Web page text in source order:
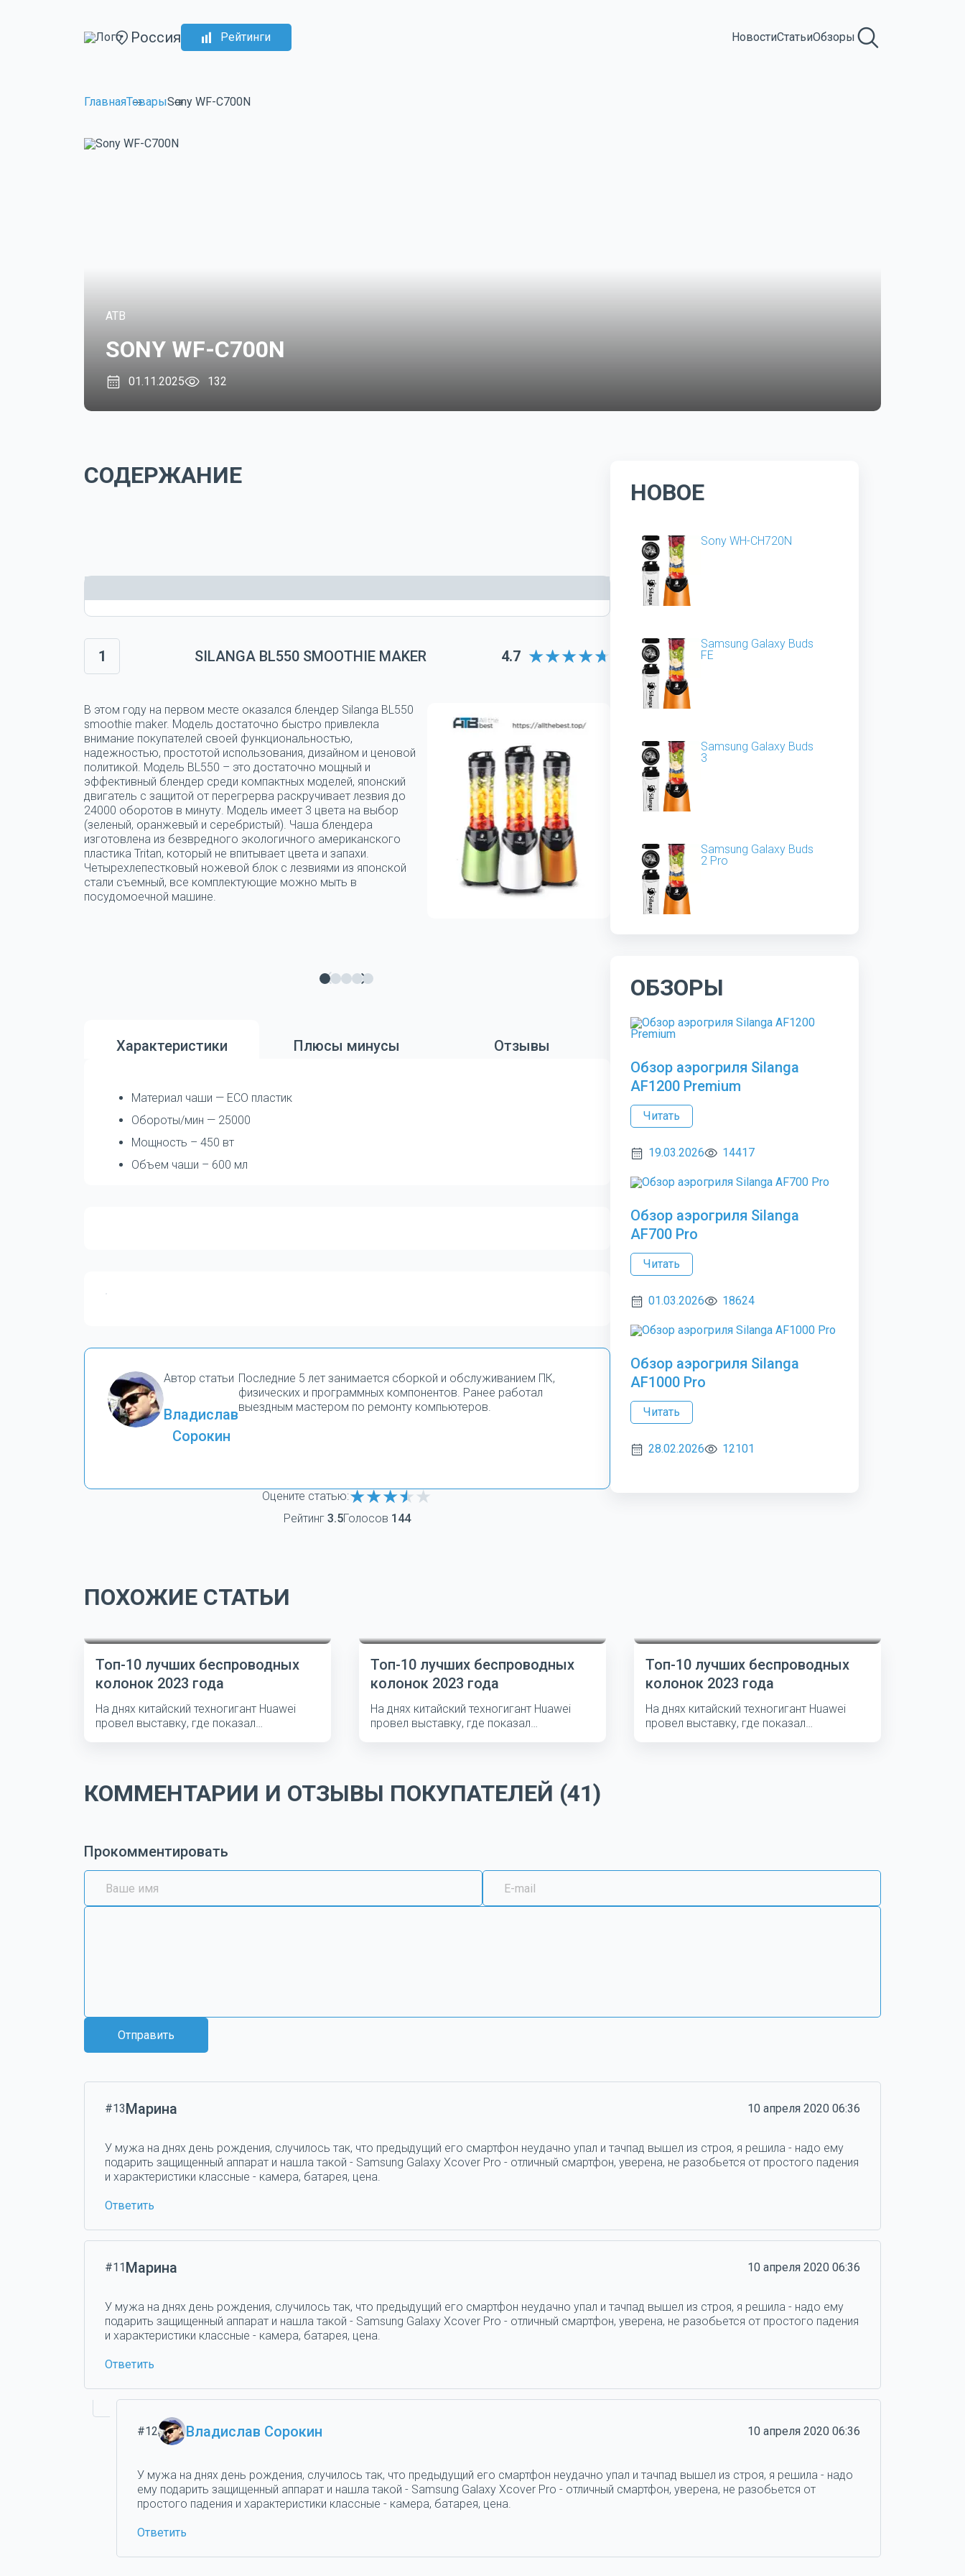
Россия Рейтинги НовостиСтатьиОбзоры
ГлавнаяТоварыSony WF-C700N
ATB
SONY WF-C700N
01.11.2025 132
СОДЕРЖАНИЕ
1 SILANGA BL550 SMOOTHIE MAKER 4.7
В этом году на первом месте оказался блендер Silanga BL550
smoothie maker. Модель достаточно быстро привлекла
внимание покупателей своей функциональностью,
надежностью, простотой использования, дизайном и ценовой
политикой. Модель BL550 – это достаточно мощный и
эффективный блендер среди компактных моделей, японский
двигатель с защитой от перегрерва раскручивает лезвия до
24000 оборотов в минуту. Модель имеет 3 цвета на выбор
(зеленый, оранжевый и серебристый). Чаша блендера
изготовлена из безвредного экологичного американского
пластика Tritan, который не впитывает цвета и запахи.
Четырехлепестковый ножевой блок с лезвиями из японской
стали съемный, все комплектующие можно мыть в
посудомоечной машине.
Характеристики Плюсы минусы Отзывы
Материал чаши — ECO пластик
Обороты/мин — 25000
Мощность – 450 вт
Объем чаши – 600 мл
Автор статьи
Владислав
Сорокин
Последние 5 лет занимается сборкой и обслуживанием ПК,
физических и программных компонентов. Ранее работал
выездным мастером по ремонту компьютеров.
Оцените статью:
Рейтинг 3.5Голосов 144
НОВОЕ
Sony WH-CH720N
Samsung Galaxy Buds
FE
Samsung Galaxy Buds
3
Samsung Galaxy Buds
2 Pro
ОБЗОРЫ
Обзор аэрогриля Silanga
AF1200 Premium
Читать
19.03.2026 14417
Обзор аэрогриля Silanga
AF700 Pro
Читать
01.03.2026 18624
Обзор аэрогриля Silanga
AF1000 Pro
Читать
28.02.2026 12101
ПОХОЖИЕ СТАТЬИ
Топ-10 лучших беспроводных
колонок 2023 года
На днях китайский техногигант Huawei
провел выставку, где показал
Топ-10 лучших беспроводных
колонок 2023 года
На днях китайский техногигант Huawei
провел выставку, где показал
Топ-10 лучших беспроводных
колонок 2023 года
На днях китайский техногигант Huawei
провел выставку, где показал
КОММЕНТАРИИ И ОТЗЫВЫ ПОКУПАТЕЛЕЙ (41)
Прокомментировать
Отправить
#13Марина 10 апреля 2020 06:36
У мужа на днях день рождения, случилось так, что предыдущий его смартфон неудачно упал и тачпад вышел из строя, я решила - надо ему
подарить защищенный аппарат и нашла такой - Samsung Galaxy Xcover Pro - отличный смартфон, уверена, не разобьется от простого падения
и характеристики классные - камера, батарея, цена.
Ответить
#11Марина 10 апреля 2020 06:36
У мужа на днях день рождения, случилось так, что предыдущий его смартфон неудачно упал и тачпад вышел из строя, я решила - надо ему
подарить защищенный аппарат и нашла такой - Samsung Galaxy Xcover Pro - отличный смартфон, уверена, не разобьется от простого падения
и характеристики классные - камера, батарея, цена.
Ответить
#12 Владислав Сорокин 10 апреля 2020 06:36
У мужа на днях день рождения, случилось так, что предыдущий его смартфон неудачно упал и тачпад вышел из строя, я решила - надо
ему подарить защищенный аппарат и нашла такой - Samsung Galaxy Xcover Pro - отличный смартфон, уверена, не разобьется от
простого падения и характеристики классные - камера, батарея, цена.
Ответить